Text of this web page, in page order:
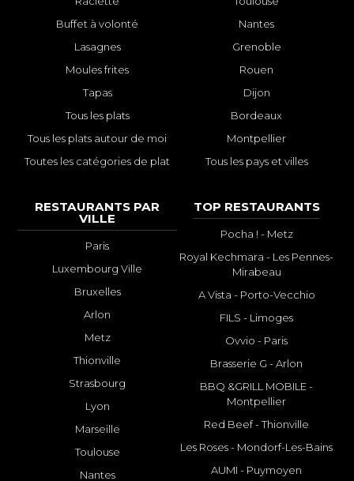
Buffet à volonté
Lasagnes
Moules frites
Tapas
Tous les plats
Tous les plats autour de moi
Toutes les catégories de plat
Nantes
Grenoble
Rouen
Dijon
Bordeaux
Montpellier
Tous les pays et villes
RESTAURANTS PAR
VILLE
Paris
Luxembourg Ville
Bruxelles
Arlon
Metz
Thionville
Strasbourg
Lyon
Marseille
Toulouse
Nantes
TOP RESTAURANTS
Pocha ! - Metz
Royal Kechmara - Les Pennes-
Mirabeau
A Vista - Porto-Vecchio
FILS - Limoges
Ovvio - Paris
Brasserie G - Arlon
BBQ &GRILL MOBILE -
Montpellier
Red Beef - Thionville
Les Roses - Mondorf-Les-Bains
AUMI - Puymoyen